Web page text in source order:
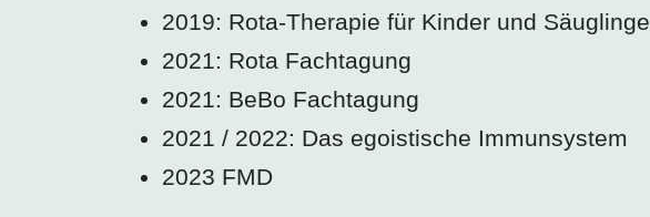
2019: Rota-Therapie für Kinder und Säuglinge
2021: Rota Fachtagung
2021: BeBo Fachtagung
2021 / 2022: Das egoistische Immunsystem
2023 FMD